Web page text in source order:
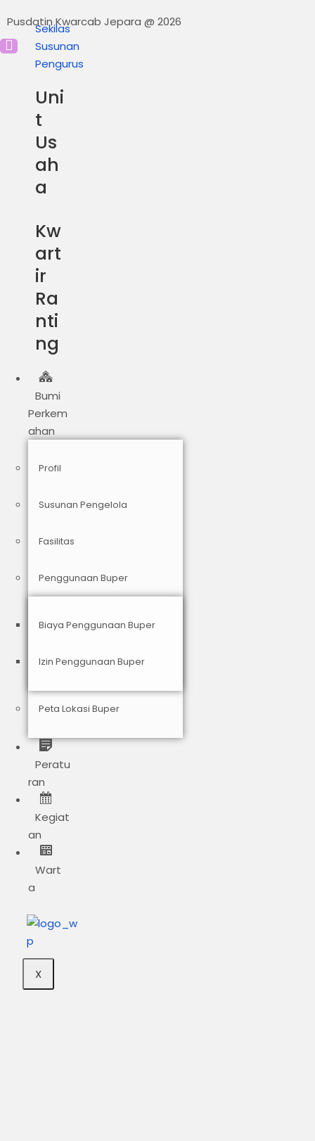
Sekilas
Susunan
Pengurus
Uni
t
Us
ah
a
Kw
art
ir
Ra
nti
ng
Bumi
Perkem
ahan
Profil
Susunan Pengelola
Fasilitas
Penggunaan Buper
Biaya Penggunaan Buper
Izin Penggunaan Buper
Peta Lokasi Buper
Peratu
ran
Kegiat
an
Wart
a
X
Pusdatin Kwarcab Jepara @ 2026